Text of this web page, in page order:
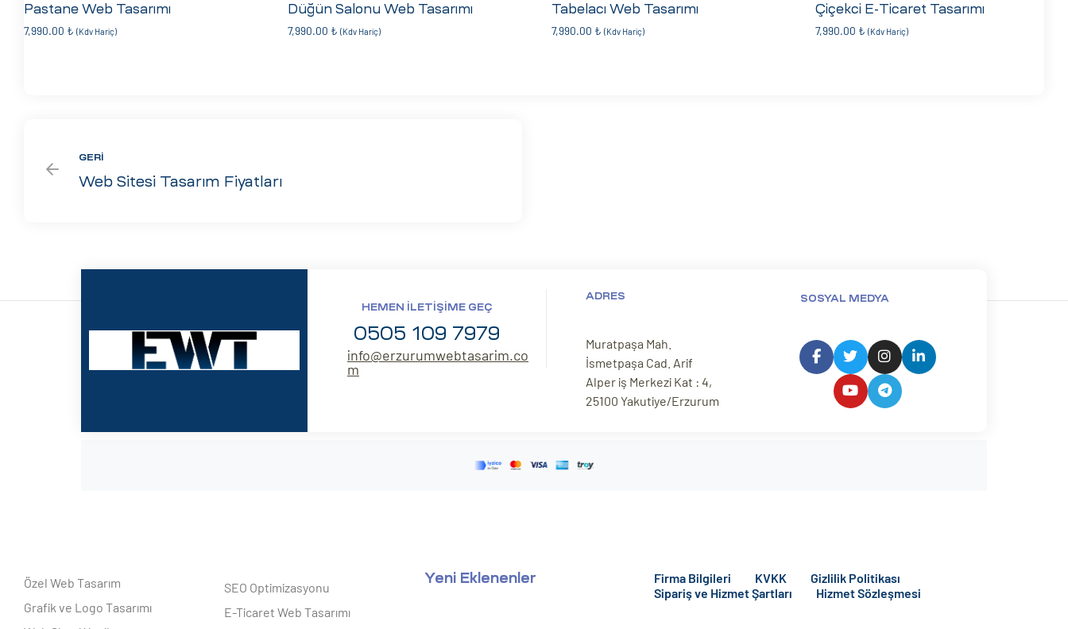
Pastane Web Tasarımı
7,990.00 ₺ (Kdv Hariç)
Düğün Salonu Web Tasarımı
7,990.00 ₺ (Kdv Hariç)
Tabelacı Web Tasarımı
7,990.00 ₺ (Kdv Hariç)
Çiçekci E-Ticaret Tasarımı
7,990.00 ₺ (Kdv Hariç)
GERI
Web Sitesi Tasarım Fiyatları
HEMEN İLETIŞIME GEÇ
0505 109 7979
info@erzurumwebtasarim.co
m
ADRES
Muratpaşa Mah.
İsmetpaşa Cad. Arif
Alper iş Merkezi Kat : 4,
25100 Yakutiye/Erzurum
SOSYAL MEDYA
Özel Web Tasarım
Grafik ve Logo Tasarımı
SEO Optimizasyonu
E-Ticaret Web Tasarımı
Yeni Eklenenler Firma Bilgileri KVKK
Gizlilik Politikası
Sipariş ve Hizmet Şartları
Hizmet Sözleşmesi